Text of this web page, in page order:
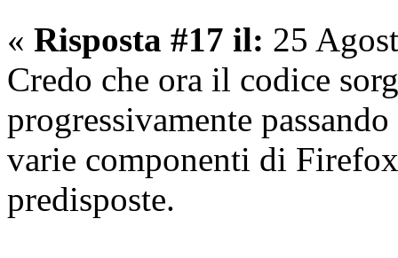
« Risposta #17 il: 25
Credo che ora il codice
progressivamente
varie componenti di
predisposte.